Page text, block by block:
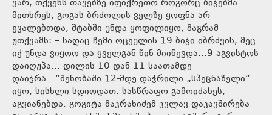
ვარ, თქვენს თავებზე იფიქრეთო.როგორც ბიჭებმა
მითხრეს, გოგას ბრძოლის ველზე ყოფნა არ
ევალებოდა, შტაბში უნდა ყოფილიყო, მაგრამ
უთქვამს: – სადაც ჩემი ოცეულის 19 ბიჭი იბრძვის, მეც
იქ უნდა ვიყოო და ყველგან წინ მიიწევდა…9 აგვისტოს
დაიღუპა… დილის 10-დან 11 საათამდე
დაიჭრა…“შენობაში 12-მდე დაჭრილი „სპეცნაზელი“
იყო, სისხლი სდიოდათ. სასწრაფო გამოიძახეს,
აგვიანებდა. გოგიტა მაკრახიძემ კვლავ დაკავშირება